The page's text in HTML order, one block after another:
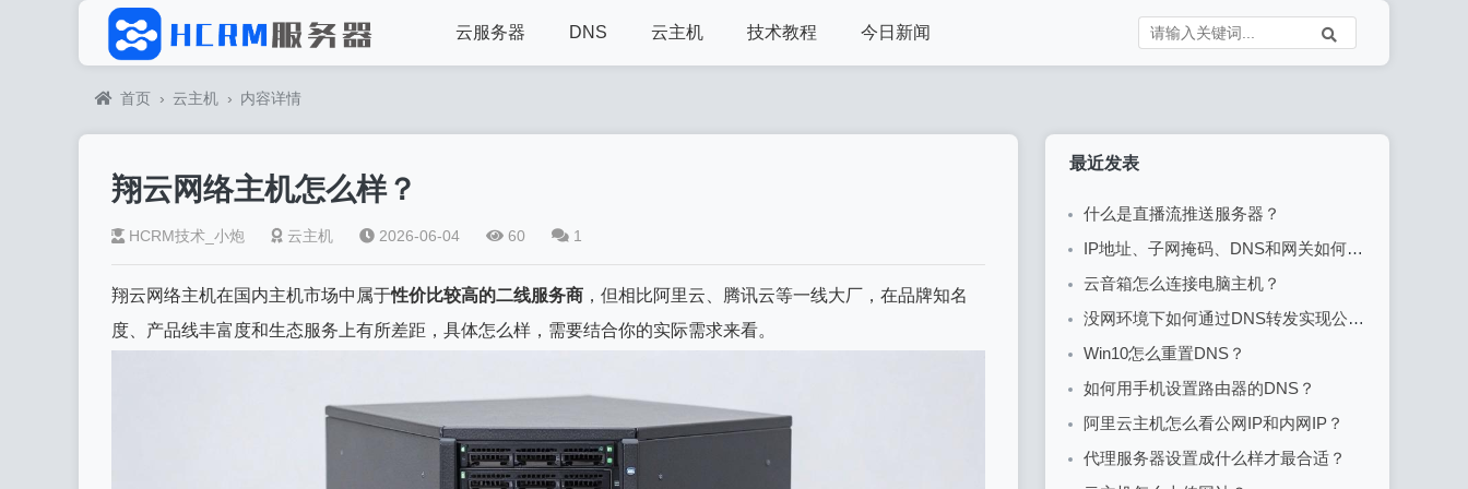
云服务器 DNS 云主机 技术教程 今日新闻
首页 › 云主机 › 内容详情
翔云网络主机怎么样？
HCRM技术_小炮 云主机 2026-06-04 60 1
翔云网络主机在国内主机市场中属于性价比较高的二线服务商 ，但相比阿里云、腾讯云等一线大厂，在品牌知名
度、产品线丰富度和生态服务上有所差距，具体怎么样，需要结合你的实际需求来看。
最近发表
什么是直播流推送服务器？
IP地址、子网掩码、DNS和网关如何配置？
云音箱怎么连接电脑主机？
没网环境下如何通过DNS转发实现公网DNS解析？
Win10怎么重置DNS？
如何用手机设置路由器的DNS？
阿里云主机怎么看公网IP和内网IP？
代理服务器设置成什么样才最合适？